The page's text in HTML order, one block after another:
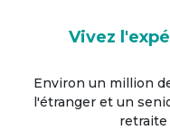
Vivez
Environ un million
l'étrangeret un
retraite